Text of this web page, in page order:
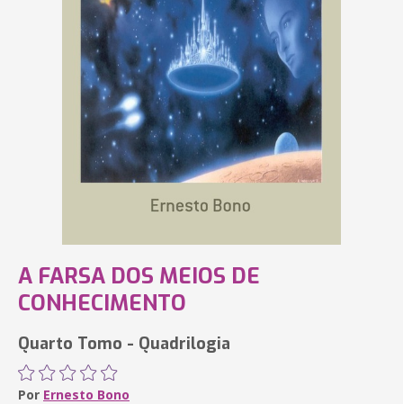
A FARSA DOS MEIOS DE
CONHECIMENTO
Quarto Tomo - Quadrilogia
Por Ernesto Bono